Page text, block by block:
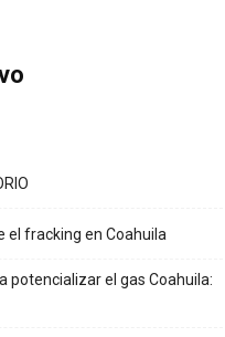
el fracking en Coahuila
potencializar el gas Coahuila: